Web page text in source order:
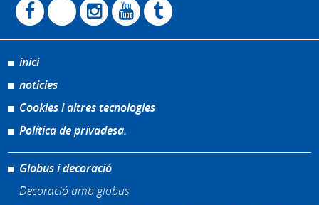
inici
noticies
Cookies i altres tecnologies
Política de privadesa.
Globus i decoració
Decoració amb globus